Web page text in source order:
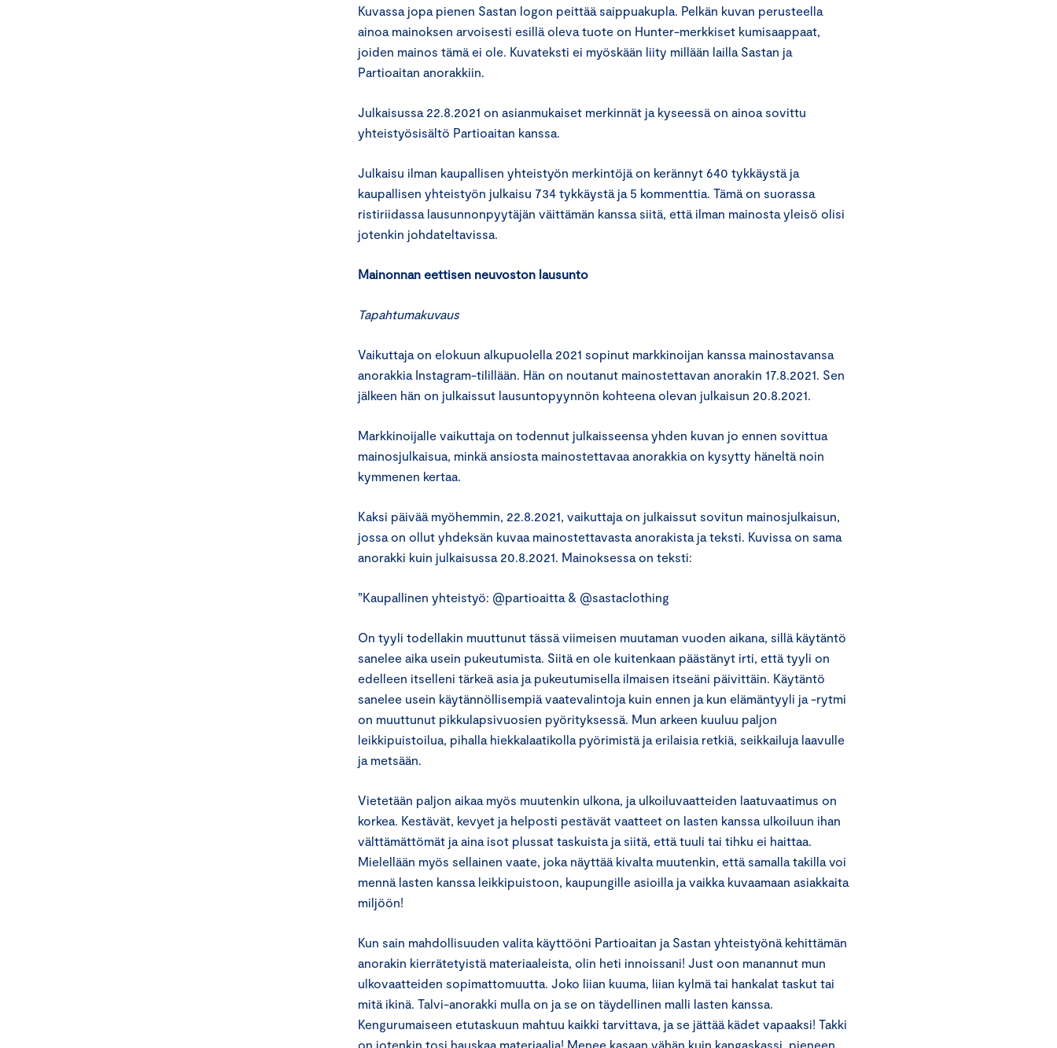
Kuvassa jopa pienen Sastan logon peittää saippuakupla. Pelkän kuvan perusteella
ainoa mainoksen arvoisesti esillä oleva tuote on Hunter-merkkiset kumisaappaat,
joiden mainos tämä ei ole. Kuvateksti ei myöskään liity millään lailla Sastan ja
Partioaitan anorakkiin.
Julkaisussa 22.8.2021 on asianmukaiset merkinnät ja kyseessä on ainoa sovittu
yhteistyösisältö Partioaitan kanssa.
Julkaisu ilman kaupallisen yhteistyön merkintöjä on kerännyt 640 tykkäystä ja
kaupallisen yhteistyön julkaisu 734 tykkäystä ja 5 kommenttia. Tämä on suorassa
ristiriidassa lausunnonpyytäjän väittämän kanssa siitä, että ilman mainosta yleisö olisi
jotenkin johdateltavissa.
Mainonnan eettisen neuvoston lausunto
Tapahtumakuvaus
Vaikuttaja on elokuun alkupuolella 2021 sopinut markkinoijan kanssa mainostavansa
anorakkia Instagram-tilillään. Hän on noutanut mainostettavan anorakin 17.8.2021. Sen
jälkeen hän on julkaissut lausuntopyynnön kohteena olevan julkaisun 20.8.2021.
Markkinoijalle vaikuttaja on todennut julkaisseensa yhden kuvan jo ennen sovittua
mainosjulkaisua, minkä ansiosta mainostettavaa anorakkia on kysytty häneltä noin
kymmenen kertaa.
Kaksi päivää myöhemmin, 22.8.2021, vaikuttaja on julkaissut sovitun mainosjulkaisun,
jossa on ollut yhdeksän kuvaa mainostettavasta anorakista ja teksti. Kuvissa on sama
anorakki kuin julkaisussa 20.8.2021. Mainoksessa on teksti:
”Kaupallinen yhteistyö: @partioaitta & @sastaclothing
On tyyli todellakin muuttunut tässä viimeisen muutaman vuoden aikana, sillä käytäntö
sanelee aika usein pukeutumista. Siitä en ole kuitenkaan päästänyt irti, että tyyli on
edelleen itselleni tärkeä asia ja pukeutumisella ilmaisen itseäni päivittäin. Käytäntö
sanelee usein käytännöllisempiä vaatevalintoja kuin ennen ja kun elämäntyyli ja -rytmi
on muuttunut pikkulapsivuosien pyörityksessä. Mun arkeen kuuluu paljon
leikkipuistoilua, pihalla hiekkalaatikolla pyörimistä ja erilaisia retkiä, seikkailuja laavulle
ja metsään.
Vietetään paljon aikaa myös muutenkin ulkona, ja ulkoiluvaatteiden laatuvaatimus on
korkea. Kestävät, kevyet ja helposti pestävät vaatteet on lasten kanssa ulkoiluun ihan
välttämättömät ja aina isot plussat taskuista ja siitä, että tuuli tai tihku ei haittaa.
Mielellään myös sellainen vaate, joka näyttää kivalta muutenkin, että samalla takilla voi
mennä lasten kanssa leikkipuistoon, kaupungille asioilla ja vaikka kuvaamaan asiakkaita
miljöön!
Kun sain mahdollisuuden valita käyttööni Partioaitan ja Sastan yhteistyönä kehittämän
anorakin kierrätetyistä materiaaleista, olin heti innoissani! Just oon manannut mun
ulkovaatteiden sopimattomuutta. Joko liian kuuma, liian kylmä tai hankalat taskut tai
mitä ikinä. Talvi-anorakki mulla on ja se on täydellinen malli lasten kanssa.
Kengurumaiseen etutaskuun mahtuu kaikki tarvittava, ja se jättää kädet vapaaksi! Takki
on jotenkin tosi hauskaa materiaalia! Menee kasaan vähän kuin kangaskassi, pieneen